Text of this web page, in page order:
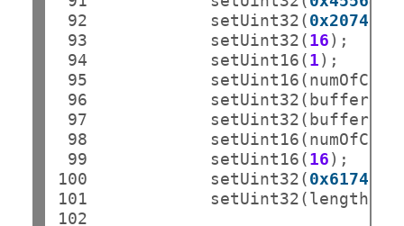
92
93
94
95
96
97
98
99
100
101
102
            setUint32(
            setUint32(
16
            setUint16(
1
            setUint16(
16
            setUint32(
            setUint32(length